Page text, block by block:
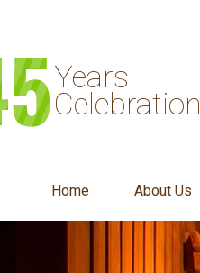
Years
Celebration
Home About Us